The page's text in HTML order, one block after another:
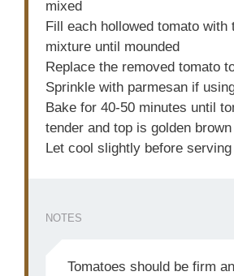
mixed
Fill each hollowed tomato with
mixture until mounded
Replace the removed tomato
Sprinkle with parmesan if
Bake for 40-50 minutes until
tender and top is golden brown
Let cool slightly before serving
NOTES
Tomatoes should be firm